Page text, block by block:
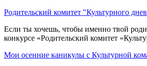
Родительский комитет "Культурного
Если ты хочешь, чтобы именно твой
конкурсе «Родительский комитет
Мои осенние каникулы с Культурной